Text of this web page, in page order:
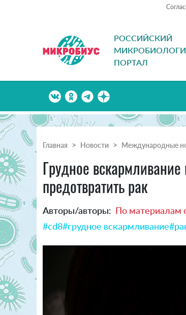
РОССИЙСКИЙ
ПОРТАЛ
Главная Новости Международные
Грудное
предотвратить рак
Авторы/авторы: По материалам
#cd8#грудное вскармливание